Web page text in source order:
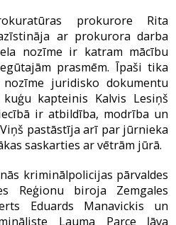
prokurore Rita
ar prokurora darba
nozīme ir katram mācību
prasmēm. Īpaši tika
juridisko dokumentu
kuģu kapteinis Kalvis Lesiņš
ir atbildība, modrība un
pastāstīja arī par jūrnieka
saskarties ar vētrām jūrā.
kriminālpolicijas pārvaldes
Reģionu biroja Zemgales
Eduards Manavickis un
Lauma Parce ļāva